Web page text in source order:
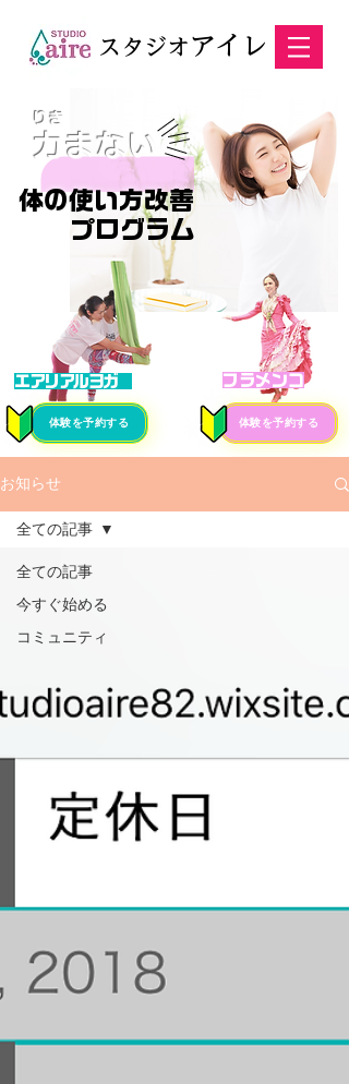
スタジオアイレ
エアリアルヨガ
体験を予約する
フラメンコ
体験を予約する
体の使い方改善
プログラム
力まない
りき
お知らせ
全ての記事
今すぐ始める
コミュニティ
全ての記事